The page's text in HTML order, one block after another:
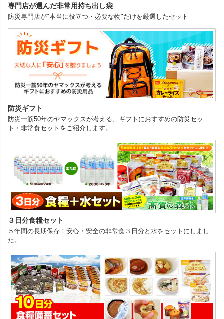
専門店が選んだ非常用持ち出し袋
防災専門店が"本当に役立つ・必要な物"だけを厳選したセット
防災ギフト
防災一筋50年のヤマックスが考える、ギフトにおすすめの防災セッ
ト・非常食セットをご紹介します。
３日分食糧セット
５年間の長期保存！安心・安全の非常食３日分と水をセットにしまし
た。